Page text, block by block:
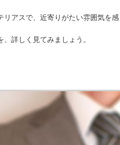
アスで、近寄りがたい雰囲気を感
、詳しく見てみましょう。